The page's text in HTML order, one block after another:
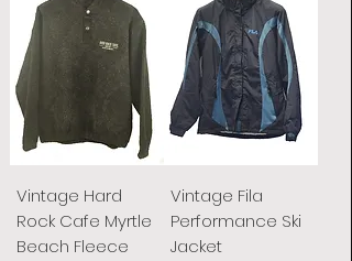
Vintage Hard
Rock Cafe Myrtle
Beach Fleece
Vintage Fila
Performance Ski
Jacket